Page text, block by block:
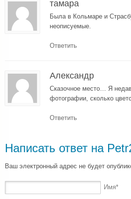
тамара
Была в Кольмаре и
неописуемые.
Ответить
Александр
Сказочное место… Я
фотографии, сколько
Ответить
Написать ответ на
Ваш электронный адрес не будет
Имя*